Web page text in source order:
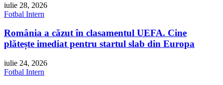
iulie 28, 2026
Fotbal Intern
România a căzut în clasamentul UEFA. Cine
plătește imediat pentru startul slab din Europa
iulie 24, 2026
Fotbal Intern